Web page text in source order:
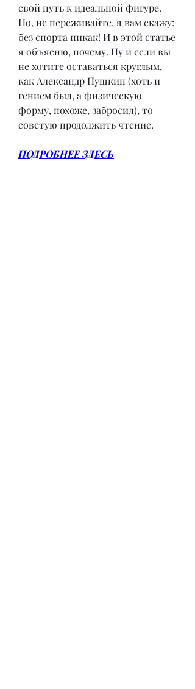
свой путь к идеальной фигуре.
Но, не переживайте, я вам скажу:
без спорта никак! И в этой статье
я объясню, почему. Ну и если вы
не хотите оставаться круглым,
как Александр Пушкин (хоть и
гением был, а физическую
форму, похоже, забросил), то
советую продолжить чтение.
ПОДРОБНЕЕ ЗДЕСЬ